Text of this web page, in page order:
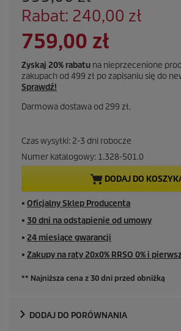
t
a
r
a
c
e
n
a
O
s
z
z
ę
d
z
s
z
Rabat: 240,00 zł
A
k
t
u
a
l
n
a
c
e
a
759,00 zł
Zyskaj 20% rabatu na nieprzecenione
zakupach od 499 zł po zapisaniu się do
Sprawdź!
Darmowa dostawa od 299 zł.
Czas wysyłki: 2-3 dni robocze
Numer katalogowy: 1.328-501.0
DODAJ DO
■ Oficjalny Sklep Producenta
■ 30 dni na odstąpienie od umowy
■ 24 miesiące gwarancji
■ Zakupy na raty 20x0% RRSO 0% i
** Najniższa cena z 30 dni przed obniżką
DODAJ DO PORÓWNANIA